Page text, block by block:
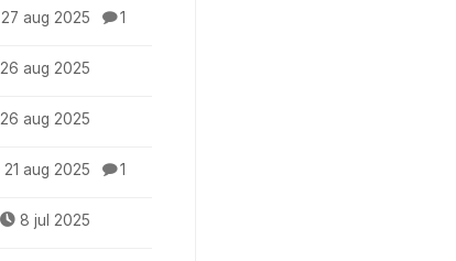
27 aug 2025 1
26 aug 2025
26 aug 2025
21 aug 2025 1
8 jul 2025